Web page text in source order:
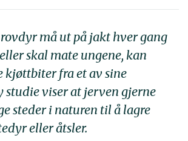
må ut på jakt hver gang
skal mate ungene, kan
kjøttbiter fra et av sine
studie viser at jerven gjerne
steder i naturen til å lagre
eller åtsler.